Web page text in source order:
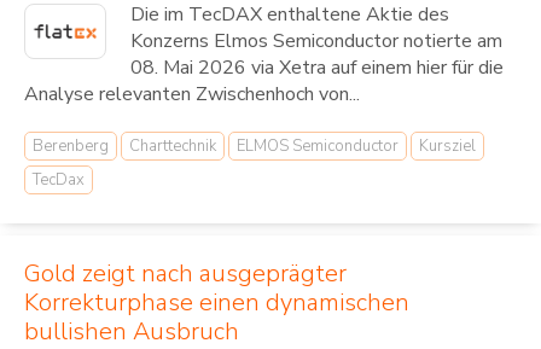
Die im TecDAX enthaltene Aktie des
Konzerns Elmos Semiconductor notierte am
08. Mai 2026 via Xetra auf einem hier für die
Analyse relevanten Zwischenhoch von...
Berenberg Charttechnik ELMOS Semiconductor
Kursziel
TecDax
Gold zeigt nach ausgeprägter
Korrekturphase einen dynamischen
bullishen Ausbruch